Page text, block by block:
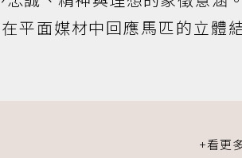
平面媒材中回應馬匹的立體